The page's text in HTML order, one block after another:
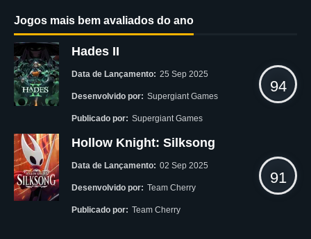
Jogos mais bem avaliados do ano
Hades II
Data de Lançamento: 25 Sep 2025
Desenvolvido por: Supergiant Games
Publicado por: Supergiant Games
94
Hollow Knight: Silksong
Data de Lançamento: 02 Sep 2025
Desenvolvido por: Team Cherry
Publicado por: Team Cherry
91